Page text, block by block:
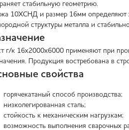
стабильную геометрию.
10ХСНД и размер 16мм определяют
структуры металла и
г/к 16х2000х6000 применяют при
Продукция востребована в
свойства
горячекатаный способ производства;
низколегированная сталь;
стойкость к механическим нагрузкам;
возможность выполнения сварочных